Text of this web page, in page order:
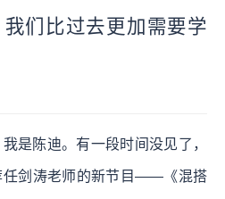
们比过去更加需要学
是陈迪。有一段时间没见了，
任剑涛老师的新节目——《混搭